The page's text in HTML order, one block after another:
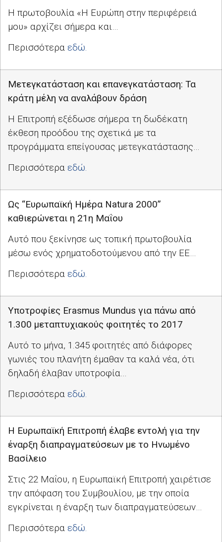
Η πρωτοβουλία «Η Ευρώπη στην περιφέρειά
μου» αρχίζει σήμερα και…
Περισσότερα εδώ.
Μετεγκατάσταση και επανεγκατάσταση: Τα
κράτη μέλη να αναλάβουν δράση
Η Επιτροπή εξέδωσε σήμερα τη δωδέκατη
έκθεση προόδου της σχετικά με τα
προγράμματα επείγουσας μετεγκατάστασης…
Περισσότερα εδώ.
Ως “Ευρωπαϊκή Ημέρα Natura 2000”
καθιερώνεται η 21η Μαΐου
Αυτό που ξεκίνησε ως τοπική πρωτοβουλία
μέσω ενός χρηματοδοτούμενου από την ΕΕ…
Περισσότερα εδώ.
Υποτροφίες Erasmus Mundus για πάνω από
1.300 μεταπτυχιακούς φοιτητές το 2017
Αυτό το μήνα, 1.345 φοιτητές από διάφορες
γωνιές του πλανήτη έμαθαν τα καλά νέα, ότι
δηλαδή έλαβαν υποτροφία…
Περισσότερα εδώ.
Η Ευρωπαϊκή Επιτροπή έλαβε εντολή για την
έναρξη διαπραγματεύσεων με το Ηνωμένο
Βασίλειο
Στις 22 Μαΐου, η Ευρωπαϊκή Επιτροπή χαιρέτισε
την απόφαση του Συμβουλίου, με την οποία
εγκρίνεται η έναρξη των διαπραγματεύσεων…
Περισσότερα εδώ.